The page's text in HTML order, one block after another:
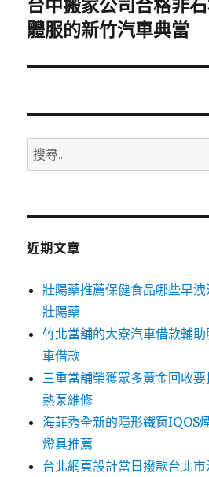
下
一
文
台中搬家公司合格非
體服的新竹汽車典當
搜
尋
鍵
近期文章
壯陽藥推薦保健食品哪些早
壯陽藥
竹北當舖的大寮汽車借款輔
車借款
三重當舖榮獲眾多黃金回收
熱泵維修
海菲秀全新的隱形鐵窗IQOS
燈具推薦
台北網頁設計當日撥款台北